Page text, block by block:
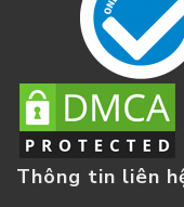
Thông tin liên